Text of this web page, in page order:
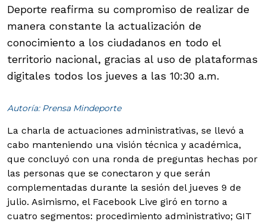
Deporte reafirma su compromiso de realizar de
manera constante la actualización de
conocimiento a los ciudadanos en todo el
territorio nacional, gracias al uso de plataformas
digitales todos los jueves a las 10:30 a.m.
Autoría: Prensa Mindeporte
La charla de actuaciones administrativas, se llevó a
cabo manteniendo una visión técnica y académica,
que concluyó con una ronda de preguntas hechas por
las personas que se conectaron y que serán
complementadas durante la sesión del jueves 9 de
julio. Asimismo, el Facebook Live giró en torno a
cuatro segmentos: procedimiento administrativo; GIT